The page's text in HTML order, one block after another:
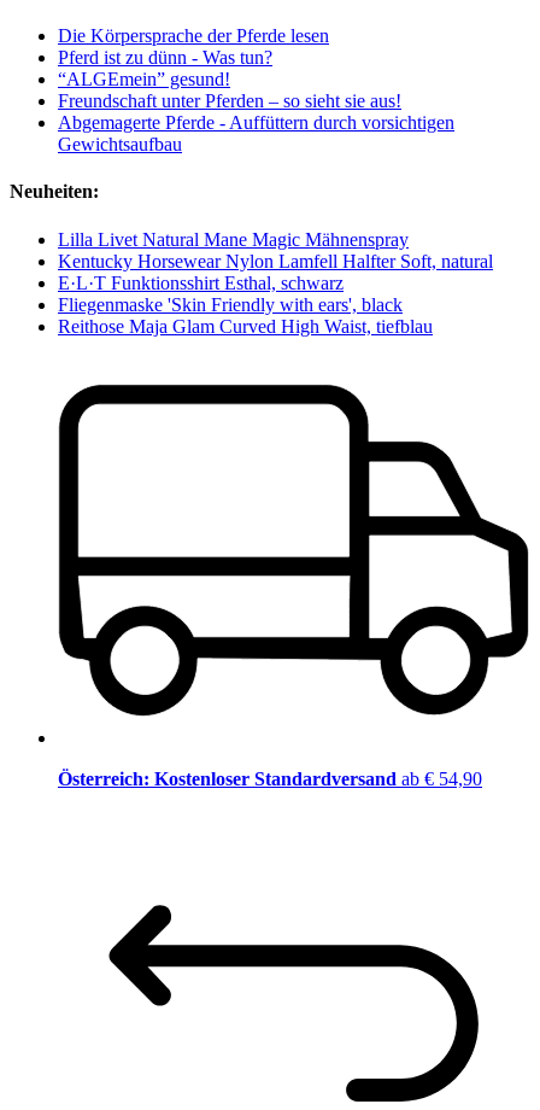
Die Körpersprache der Pferde lesen
Pferd ist zu dünn - Was tun?
“ALGEmein” gesund!
Freundschaft unter Pferden – so sieht sie aus!
Abgemagerte Pferde - Auffüttern durch vorsichtigen
Gewichtsaufbau
Neuheiten:
Lilla Livet Natural Mane Magic Mähnenspray
Kentucky Horsewear Nylon Lamfell Halfter Soft, natural
E·L·T Funktionsshirt Esthal, schwarz
Fliegenmaske 'Skin Friendly with ears', black
Reithose Maja Glam Curved High Waist, tiefblau
Österreich: Kostenloser Standardversand ab € 54,90